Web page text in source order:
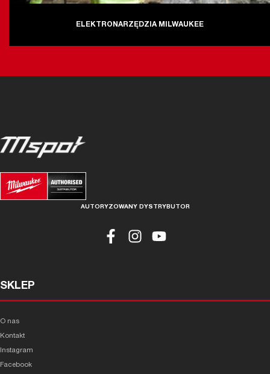
ELEKTRONARZĘDZIA MILWAUKEE
AUTORYZOWANY DYSTRYBUTOR
SKLEP
O nas
Kontakt
Instagram
Facebook